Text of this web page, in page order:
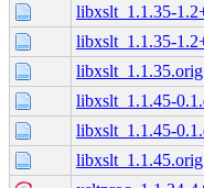
libxslt_1.1.35-
libxslt_1.1.35-
libxslt_1.1.45-
libxslt_1.1.45-